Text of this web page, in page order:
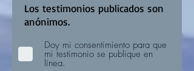
Los testimonios publicados son
anónimos.
Doy mi consentimiento para que
mi testimonio se publique en
línea.